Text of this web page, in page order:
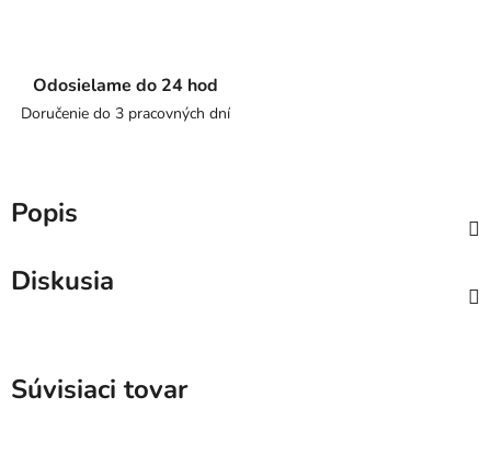
Odosielame do 24 hod
Doručenie do 3 pracovných dní
Popis
Diskusia
Súvisiaci tovar